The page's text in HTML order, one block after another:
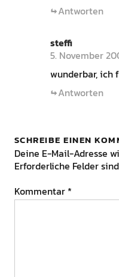
Antworten
steffi
5. November
wunderbar, ich
Antworten
SCHREIBE EINEN
Deine E-Mail-Adresse
Erforderliche Felder
Kommentar *